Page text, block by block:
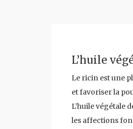
L’huile
Le ricin est une
et favoriser la
L’huile végétale
les affections